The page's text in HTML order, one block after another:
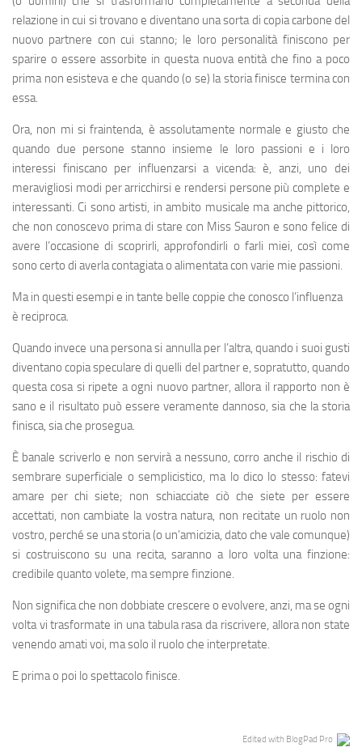
relazione in cui si trovano e diventano una sorta di copia carbone del
nuovo partnere con cui stanno; le loro personalità finiscono per
sparire o essere assorbite in questa nuova entità che fino a poco
prima non esisteva e che quando (o se) la storia finisce termina con
essa.
Ora, non mi si fraintenda, è assolutamente normale e giusto che
quando due persone stanno insieme le loro passioni e i loro
interessi finiscano per influenzarsi a vicenda: è, anzi, uno dei
meravigliosi modi per arricchirsi e rendersi persone più complete e
interessanti. Ci sono artisti, in ambito musicale ma anche pittorico,
che non conoscevo prima di stare con Miss Sauron e sono felice di
avere l’occasione di scoprirli, approfondirli o farli miei, così come
sono certo di averla contagiata o alimentata con varie mie passioni.
Ma in questi esempi e in tante belle coppie che conosco l’influenza
è reciproca.
Quando invece una persona si annulla per l’altra, quando i suoi gusti
diventano copia speculare di quelli del partner e, sopratutto, quando
questa cosa si ripete a ogni nuovo partner, allora il rapporto non è
sano e il risultato può essere veramente dannoso, sia che la storia
finisca, sia che prosegua.
È banale scriverlo e non servirà a nessuno, corro anche il rischio di
sembrare superficiale o semplicistico, ma lo dico lo stesso: fatevi
amare per chi siete; non schiacciate ciò che siete per essere
accettati, non cambiate la vostra natura, non recitate un ruolo non
vostro, perché se una storia (o un’amicizia, dato che vale comunque)
si costruiscono su una recita, saranno a loro volta una finzione:
credibile quanto volete, ma sempre finzione.
Non significa che non dobbiate crescere o evolvere, anzi, ma se ogni
volta vi trasformate in una tabula rasa da riscrivere, allora non state
venendo amati voi, ma solo il ruolo che interpretate.
E prima o poi lo spettacolo finisce.
Edited with BlogPad Pro